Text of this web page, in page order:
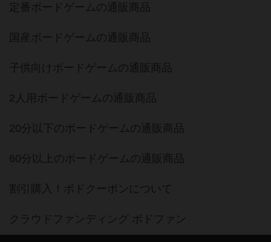
定番ボードゲームの通販商品
国産ボードゲームの通販商品
子供向けボードゲームの通販商品
2人用ボードゲームの通販商品
20分以下のボードゲームの通販商品
60分以上のボードゲームの通販商品
割引購入！ボドクーポンについて
クラウドファンディング ボドファン